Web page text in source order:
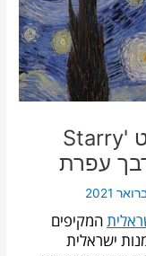
אוסף לוין: יצירת הוידאו ארט 'Starry
המקיפים
ישראלית